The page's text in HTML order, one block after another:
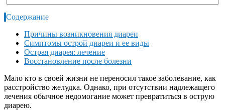
Содержание
Причины возникновения диареи
Симптомы острой диареи и ее виды
Острая диарея: лечение
Восстановление после болезни
Мало кто в своей жизни не переносил такое заболевание, как
расстройство желудка. Однако, при отсутствии надлежащего
лечения обычное недомогание может превратиться в острую
диарею.